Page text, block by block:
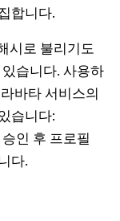
합니다.
시로 불리기도
습니다. 사용하
바타 서비스의
습니다:
인 후 프로필
다.